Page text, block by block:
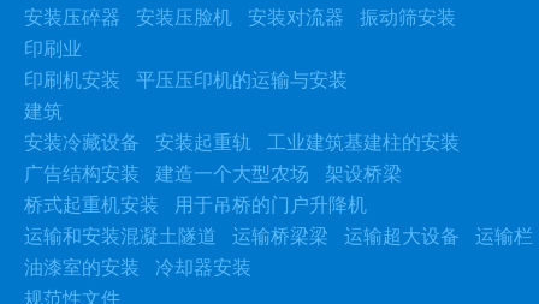
安装压碎器
安装压脸机 安装对流器
振动筛安装
印刷业
印刷机安装
平压压印机的运输与安装
建筑
安装冷藏设备
安装起重轨 工业建筑基建柱的安装
广告结构安装
建造一个大型农场
架设桥梁
桥式起重机安装
用于吊桥的门户升降机
运输和安装混凝土隧道
运输桥梁梁 运输超大设备
运输栏
油漆室的安装
冷却器安装
规范性文件